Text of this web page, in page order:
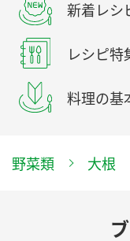
新着レシ
レシピ特
料理の基
野菜類 大根